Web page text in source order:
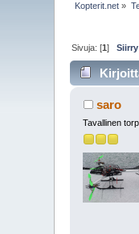
Kopterit.net »
Sivuja: [1]
saro
Tavallinen